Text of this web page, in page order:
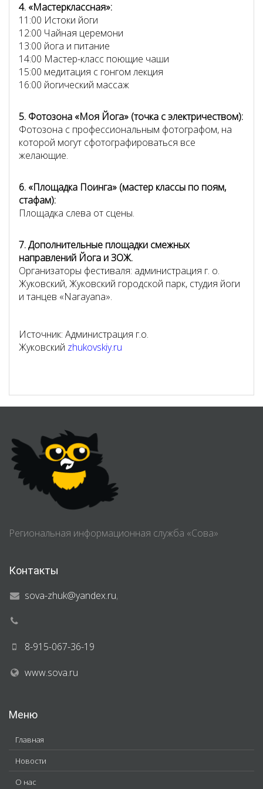
4. «Мастерклассная»:
11:00 Истоки йоги
12:00 Чайная церемони
13:00 йога и питание
14:00 Мастер-класс поющие чаши
15:00 медитация с гонгом лекция
16:00 йогический массаж
5. Фотозона «Моя Йога» (точка с электричеством):
Фотозона с профессиональным фотографом, на
которой могут сфотографироваться все
желающие.
6. «Площадка Поинга» (мастер классы по поям,
стафам):
Площадка слева от сцены.
7. Дополнительные площадки смежных
направлений Йога и ЗОЖ.
Организаторы фестиваля: администрация г. о.
Жуковский, Жуковский городской парк, студия йоги
и танцев «Narayana».
Источник: Администрация г.о.
Жуковский zhukovskiy.ru
Региональная информационная служба «Сова»
Контакты
sova-zhuk@yandex.ru,
8-915-067-36-19
www.sova.ru
Меню
Главная
Новости
О нас